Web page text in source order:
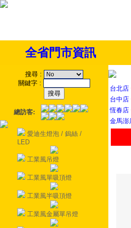
全省門市資訊
搜尋 :
關鍵字 :
總訪客:
愛迪生燈泡 / 鎢絲 /
LED
工業風吊燈
工業風單吸頂燈
工業風半吸頂燈
工業風金屬單吊燈
台北店
台中店
恆春店
金馬澎